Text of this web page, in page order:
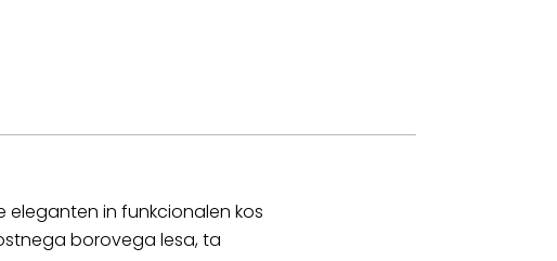
eleganten in funkcionalen kos
borovega lesa, ta